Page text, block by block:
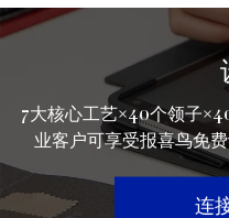
7大核心工艺×40个领子
业客户可享受报喜鸟免
连